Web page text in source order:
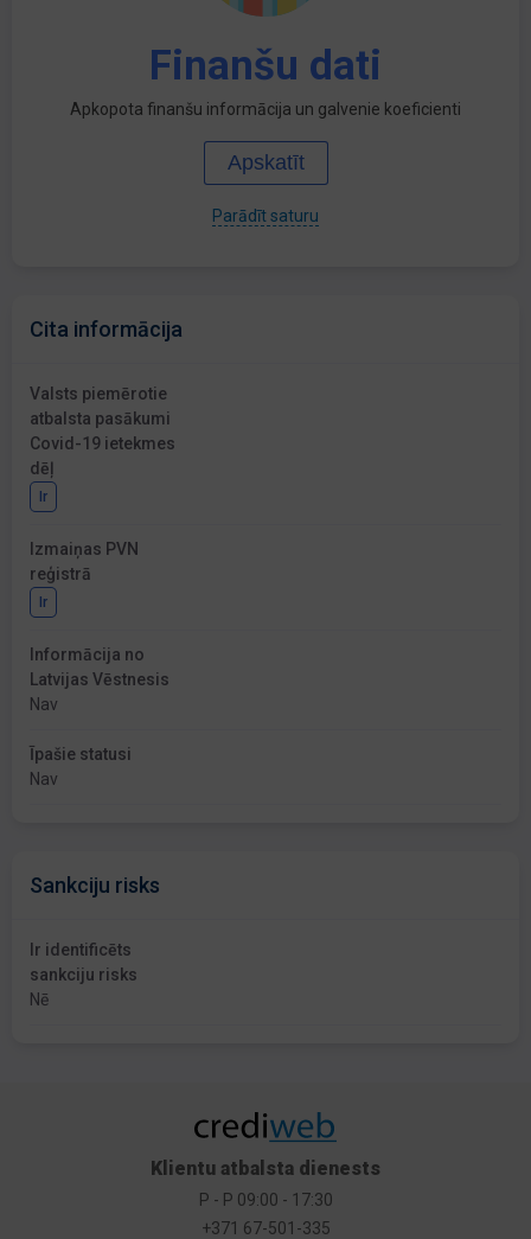
Finanšu dati
Apkopota finanšu informācija un galvenie koeficienti
Apskatīt
Parādīt saturu
Cita informācija
Valsts piemērotie
atbalsta pasākumi
Covid-19 ietekmes
dēļ
Ir
Izmaiņas PVN
reģistrā
Ir
Informācija no
Latvijas Vēstnesis
Nav
Īpašie statusi
Nav
Sankciju risks
Ir identificēts
sankciju risks
Nē
Klientu atbalsta dienests
P - P 09:00 - 17:30
+371 67-501-335